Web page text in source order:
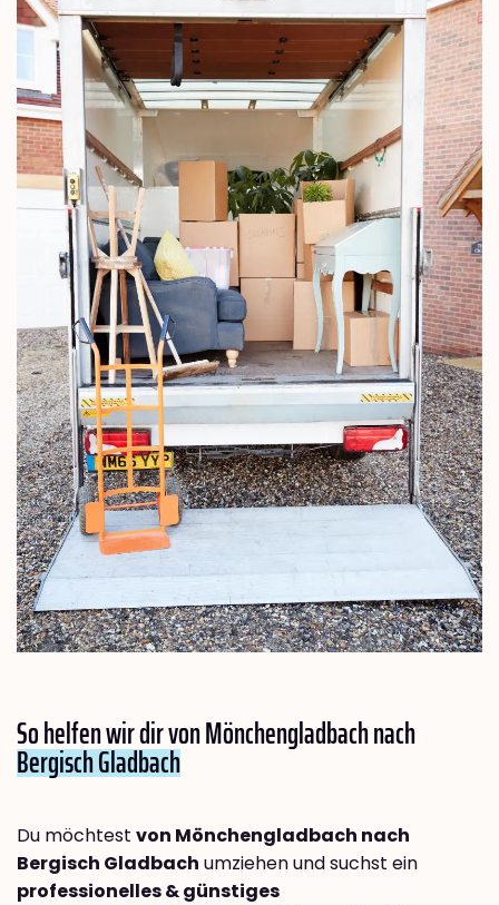
So helfen wir dir von Mönchengladbach nach
Bergisch Gladbach
Du möchtest von Mönchengladbach nach
Bergisch Gladbach umziehen und suchst ein
professionelles & günstiges